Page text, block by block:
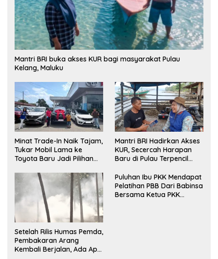
Mantri BRI buka akses KUR bagi masyarakat Pulau
Kelang, Maluku
Minat Trade-In Naik Tajam,
Tukar Mobil Lama ke
Toyota Baru Jadi Pilihan
Mantri BRI Hadirkan Akses
KUR, Secercah Harapan
Baru di Pulau Terpencil
Setelah Rilis Humas Pemda,
Pembakaran Arang
Kembali Berjalan, Ada Apa
Puluhan Ibu PKK Mendapat
Pelatihan PBB Dari Babinsa
Bersama Ketua PKK